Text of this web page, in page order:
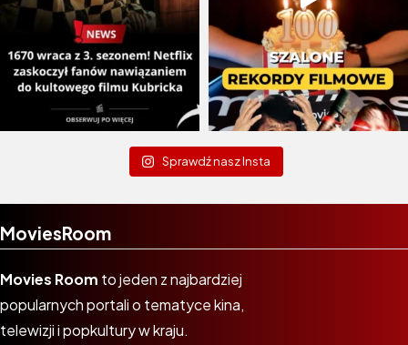
Sprawdź nasz Insta
MoviesRoom
Movies Room to jeden z najbardziej
popularnych portali o tematyce kina,
telewizji i popkultury w kraju.